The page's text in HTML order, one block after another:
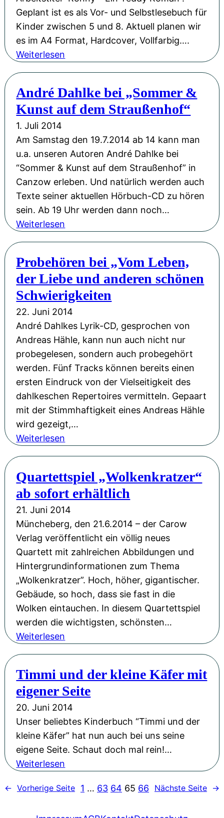
b
e
i
e
B
o
o
n
g
b
o
t
z
u
N
é
i
s
L
i
Geplant ist es als Vor- und Selbstlesebuch für
Kinder zwischen 5 und 8. Aktuell planen wir
es im A4 Format, Hardcover, Vollfarbig….
Weiterlesen
u
e
B
u
c
h
p
r
k
t
:
R
n
y
n
T
e
d
y
-
o
a
André Dahlke bei „Sommer &
Kunst auf dem Straußenhof“
1. Juli 2014
Am Samstag den 19.7.2014 ab 14 kann man
u.a. unseren Autoren André Dahlke bei
“Sommer & Kunst auf dem Straußenhof” in
Canzow erleben. Und natürlich werden auch
Texte seiner aktuellen Hörbuch-CD zu hören
sein. Ab 19 Uhr werden dann noch…
Weiterlesen
d
r
é
D
a
h
l
k
e
b
e
i
S
m
m
e
&
K
u
n
f
e
m
S
ß
e
Probehören bei „Vom Leben,
der Liebe und anderen schönen
Schwierigkeiten
22. Juni 2014
André Dahlkes Lyrik-CD, gesprochen von
Andreas Hähle, kann nun auch nicht nur
probegelesen, sondern auch probegehört
werden. Fünf Tracks können bereits einen
ersten Eindruck von der Vielseitigkeit des
dahlkeschen Repertoires vermitteln. Gepaart
mit der Stimmhaftigkeit eines Andreas Hähle
wird gezeigt,…
Weiterlesen
o
b
e
h
ö
r
e
n
b
e
i
m
L
e
b
e
n
d
e
Quartettspiel „Wolkenkratzer“
ab sofort erhältlich
21. Juni 2014
Müncheberg, den 21.6.2014 – der Carow
Verlag veröffentlicht ein völlig neues
Quartett mit zahlreichen Abbildungen und
Hintergrundinformationen zum Thema
„Wolkenkratzer”. Hoch, höher, gigantischer.
Gebäude, so hoch, dass sie fast in die
Wolken eintauchen. In diesem Quartettspiel
werden die wichtigsten, schönsten…
Weiterlesen
a
r
t
e
t
t
i
Timmi und der kleine Käfer mit
eigener Seite
20. Juni 2014
Unser beliebtes Kinderbuch “Timmi und der
kleine Käfer” hat nun auch bei uns seine
eigene Seite. Schaut doch mal rein!…
Weiterlesen
i
← Vorherige Seite 1 … 63 64 65 66 Nächste Seite →